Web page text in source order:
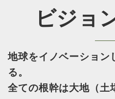
ビジョ
地球をイノベーション
る。
全ての根幹は大地（土